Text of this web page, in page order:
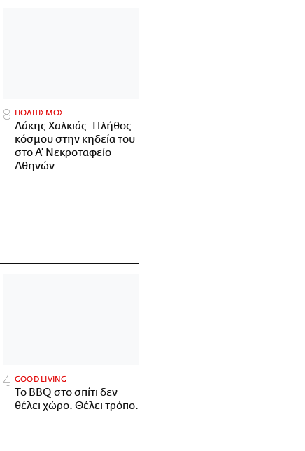
ΠΟΛΙΤΙΣΜΟΣ
Λάκης Χαλκιάς: Πλήθος
κόσμου στην κηδεία του
στο Α' Νεκροταφείο
Αθηνών
GOOD LIVING
Το BBQ στο σπίτι δεν
θέλει χώρο. Θέλει τρόπο.